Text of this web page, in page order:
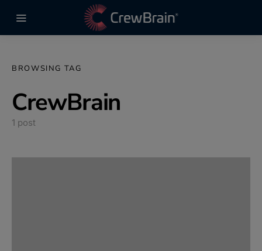
BROWSING TAG
CrewBrain
1 post